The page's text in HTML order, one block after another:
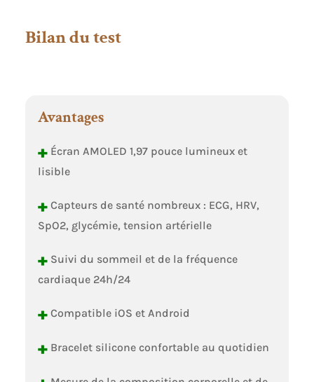
Bilan du test
Avantages
+Écran AMOLED 1,97 pouce lumineux et
lisible
+Capteurs de santé nombreux : ECG, HRV,
SpO2, glycémie, tension artérielle
+Suivi du sommeil et de la fréquence
cardiaque 24h/24
+Compatible iOS et Android
+Bracelet silicone confortable au quotidien